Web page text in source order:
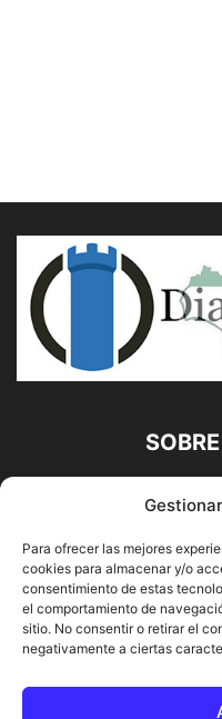
Para ofrecer las mejores
cookies para almacenar y/o
consentimiento de estas
el comportamiento de
sitio. No consentir o retirar el
negativamente a ciertas
Diario Alhaurín
Francisco E. López
Alhaurín de la
Contáctanos: